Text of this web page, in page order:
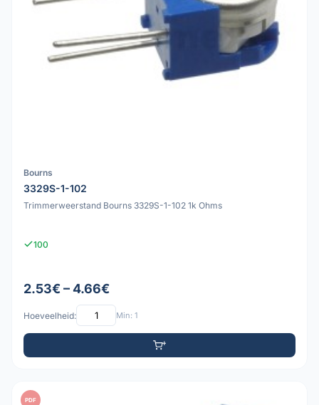
Bourns
3329S-1-102
Trimmerweerstand Bourns 3329S-1-102 1k Ohms
100
2.53€ – 4.66€
Hoeveelheid: Min: 1
PDF